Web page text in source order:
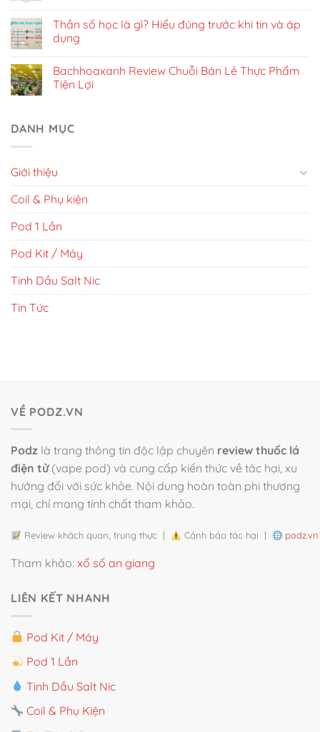
Thần số học là gì? Hiểu đúng trước khi tin và áp
dụng
Bachhoaxanh Review Chuỗi Bán Lẻ Thực Phẩm
Tiện Lợi
DANH MỤC
Giới thiệu
Coil & Phụ kiện
Pod 1 Lần
Pod Kit / Máy
Tinh Dầu Salt Nic
Tin Tức
VỀ PODZ.VN
Podz là trang thông tin độc lập chuyên review thuốc lá
điện tử(vape pod) và cung cấp kiến thức về tác hại, xu
hướng đối với sức khỏe. Nội dung hoàn toàn phi thương
mại, chỉ mang tính chất tham khảo.
Review khách quan, trung thực | Cảnh báo tác hại | podz.vn
Tham khảo: xổ số an giang
LIÊN KẾT NHANH
Pod Kit / Máy
Pod 1 Lần
Tinh Dầu Salt Nic
Coil & Phụ Kiện